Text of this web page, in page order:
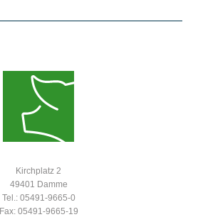
Kirchplatz 2
49401 Damme
Tel.: 05491-9665-0
Fax: 05491-9665-19